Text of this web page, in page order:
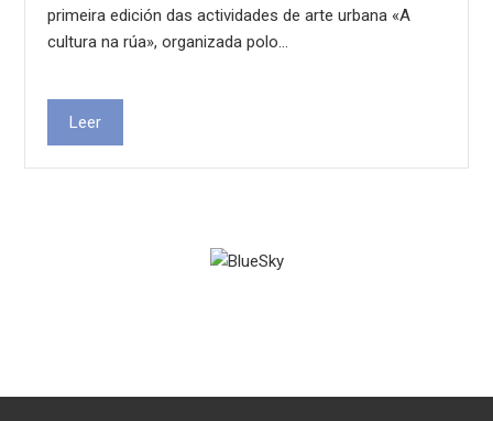
primeira edición das actividades de arte urbana «A
cultura na rúa», organizada polo…
Leer